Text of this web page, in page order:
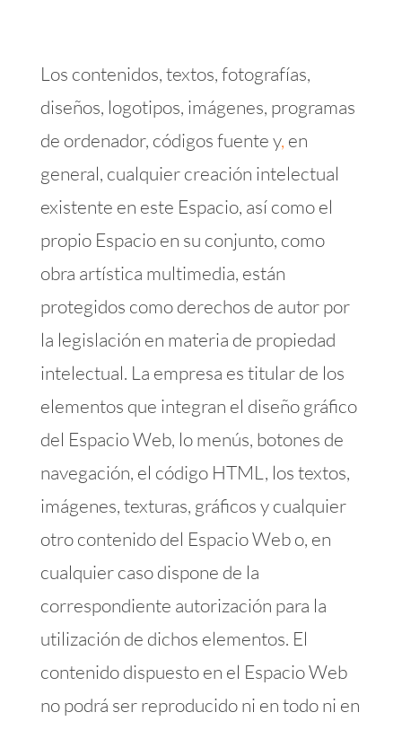
Los contenidos, textos, fotografías,
diseños, logotipos, imágenes, programas
de ordenador, códigos fuente y, en
general, cualquier creación intelectual
existente en este Espacio, así como el
propio Espacio en su conjunto, como
obra artística multimedia, están
protegidos como derechos de autor por
la legislación en materia de propiedad
intelectual. La empresa es titular de los
elementos que integran el diseño gráfico
del Espacio Web, lo menús, botones de
navegación, el código HTML, los textos,
imágenes, texturas, gráficos y cualquier
otro contenido del Espacio Web o, en
cualquier caso dispone de la
correspondiente autorización para la
utilización de dichos elementos. El
contenido dispuesto en el Espacio Web
no podrá ser reproducido ni en todo ni en